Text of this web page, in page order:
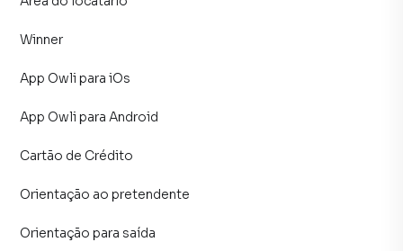
Winner
App Owli para iOs
App Owli para Android
Cartão de Crédito
Orientação ao pretendente
Orientação para saída